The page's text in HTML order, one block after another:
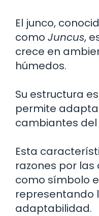
El junco,
como Juncus,
crece en
húmedos.
Su estructura
permite
cambiantes del
Esta
razones por las
como símbolo
representando
adaptabilidad.